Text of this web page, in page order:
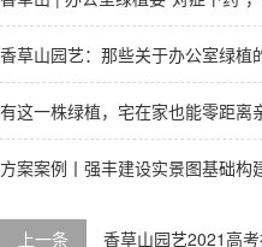
香草山园艺：那些关于办公室绿植
有这一株绿植，宅在家也能零距离
方案案例丨强丰建设实景图基础构
上一条 香草山园艺2021高考